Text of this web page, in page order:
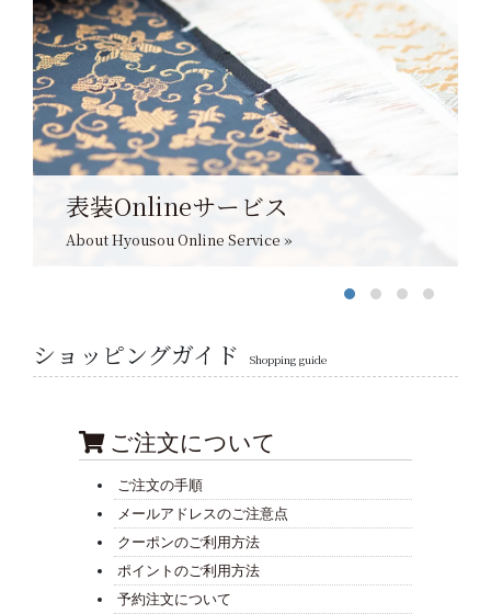
表装Onlineサービス
About Hyousou Online Service »
ショッピングガイド Shopping guide
ご注文について
ご注文の手順
メールアドレスのご注意点
クーポンのご利用方法
ポイントのご利用方法
予約注文について